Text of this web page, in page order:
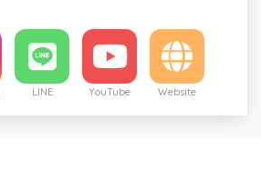
LINE YouTube Website